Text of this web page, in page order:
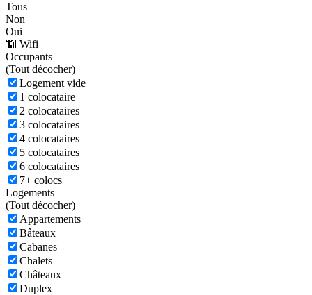
Tous
Non
Oui
📶 Wifi
Occupants
(Tout décocher)
Logement vide
1 colocataire
2 colocataires
3 colocataires
4 colocataires
5 colocataires
6 colocataires
7+ colocs
Logements
(Tout décocher)
Appartements
Bâteaux
Cabanes
Chalets
Châteaux
Duplex